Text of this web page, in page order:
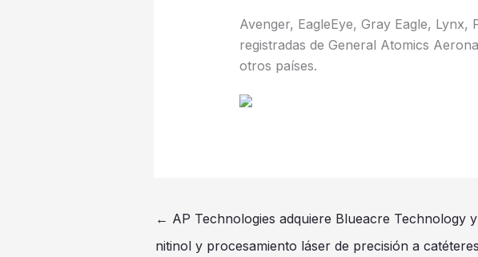
Avenger, EagleEye, Gray Eagle,
registradas de General Atomics
otros países.
← AP Technologies adquiere Blueacre Technology
nitinol y procesamiento láser de precisión a catéteres